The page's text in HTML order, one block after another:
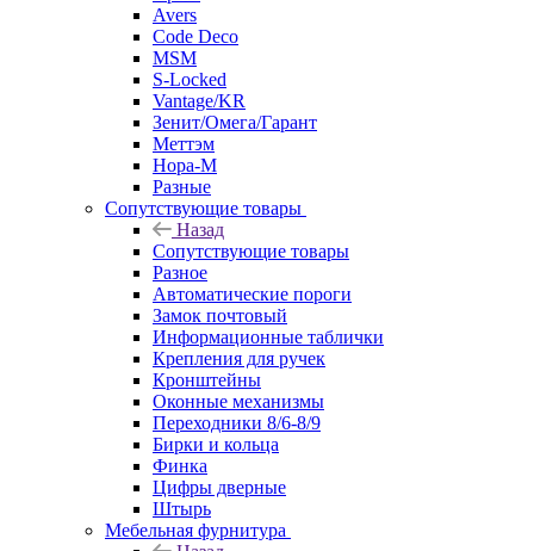
Avers
Code Deco
MSM
S-Locked
Vantage/KR
Зенит/Омега/Гарант
Меттэм
Нора-М
Разные
Сопутствующие товары
Назад
Сопутствующие товары
Разное
Автоматические пороги
Замок почтовый
Информационные таблички
Крепления для ручек
Кронштейны
Оконные механизмы
Переходники 8/6-8/9
Бирки и кольца
Финка
Цифры дверные
Штырь
Мебельная фурнитура